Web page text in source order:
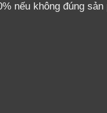
nếu không đúng sản